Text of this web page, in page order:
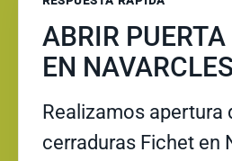
ABRIR
EN NAVARCLES
Realizamos apertura
cerraduras Fichet en